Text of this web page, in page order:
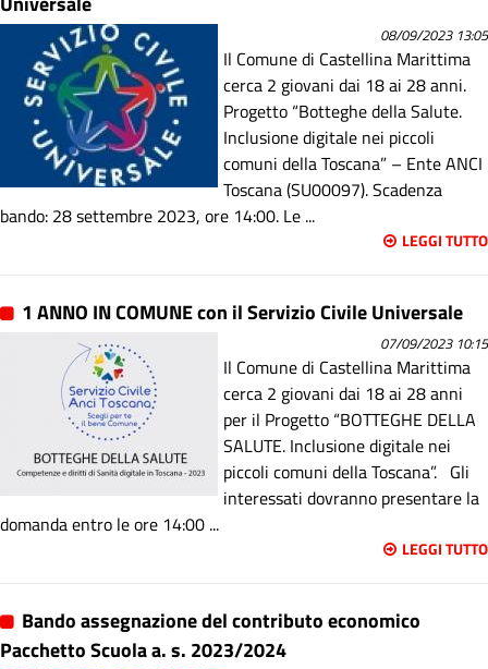
08/09/2023 13:05
Il Comune di Castellina Marittima
cerca 2 giovani dai 18 ai 28 anni.
Progetto “Botteghe della Salute.
Inclusione digitale nei piccoli
comuni della Toscana” – Ente ANCI
Toscana (SU00097). Scadenza
bando: 28 settembre 2023, ore 14:00. Le ...
LEGGI TUTTO
1 ANNO IN COMUNE con il Servizio Civile Universale
07/09/2023 10:15
Il Comune di Castellina Marittima
cerca 2 giovani dai 18 ai 28 anni
per il Progetto “BOTTEGHE DELLA
SALUTE. Inclusione digitale nei
piccoli comuni della Toscana”. Gli
interessati dovranno presentare la
domanda entro le ore 14:00 ...
LEGGI TUTTO
Bando assegnazione del contributo economico
Pacchetto Scuola a. s. 2023/2024